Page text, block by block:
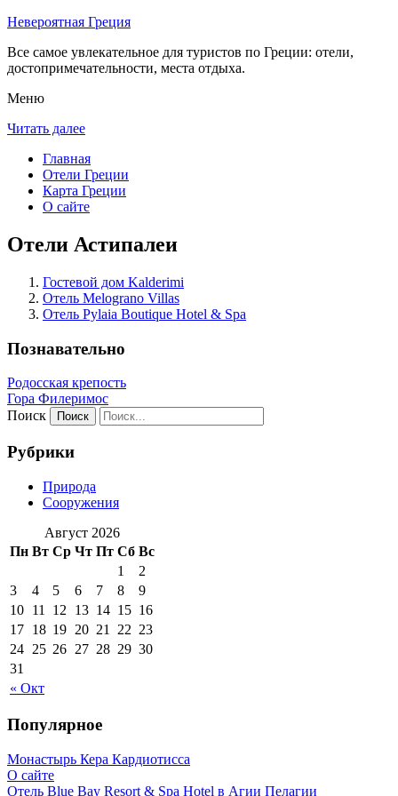
Невероятная Греция
Все самое увлекательное для туристов по Греции: отели,
достопримечательности, места отдыха.
Меню
Читать далее
Главная
Отели Греции
Карта Греции
О сайте
Отели Астипалеи
Гостевой дом Kalderimi
Отель Melograno Villas
Отель Pylaia Boutique Hotel & Spa
Познавательно
Родосская крепость
Гора Филеримос
Поиск
Рубрики
Природа
Сооружения
Август 2026
Пн Вт Ср Чт Пт Сб Вс
« Окт
1
2
3
4 5 6 7 8
9
10 11 12 13 14 15 16
17 18 19 20 21 22 23
24 25 26 27 28 29 30
31
Популярное
Монастырь Кера Кардиотисса
О сайте
Отель Blue Bay Resort & Spa Hotel в Агии Пелагии